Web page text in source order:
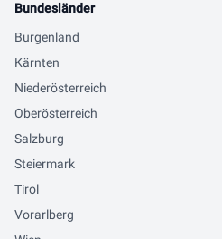
Bundesländer
Burgenland
Kärnten
Niederösterreich
Oberösterreich
Salzburg
Steiermark
Tirol
Vorarlberg